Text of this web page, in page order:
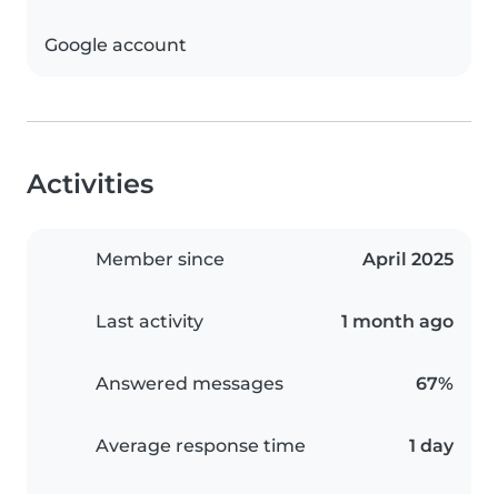
Google account
Activities
Member since April 2025
Last activity 1 month ago
Answered messages 67%
Average response time 1 day